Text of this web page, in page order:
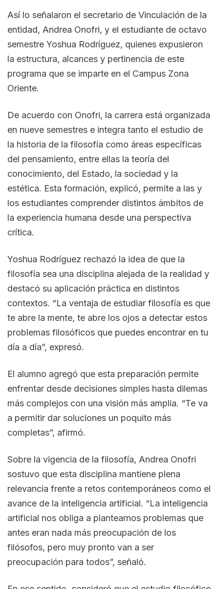
Así lo señalaron el secretario de Vinculación de la
entidad, Andrea Onofri, y el estudiante de octavo
semestre Yoshua Rodríguez, quienes expusieron
la estructura, alcances y pertinencia de este
programa que se imparte en el Campus Zona
Oriente.
De acuerdo con Onofri, la carrera está organizada
en nueve semestres e integra tanto el estudio de
la historia de la filosofía como áreas específicas
del pensamiento, entre ellas la teoría del
conocimiento, del Estado, la sociedad y la
estética. Esta formación, explicó, permite a las y
los estudiantes comprender distintos ámbitos de
la experiencia humana desde una perspectiva
crítica.
Yoshua Rodríguez rechazó la idea de que la
filosofía sea una disciplina alejada de la realidad y
destacó su aplicación práctica en distintos
contextos. “La ventaja de estudiar filosofía es que
te abre la mente, te abre los ojos a detectar estos
problemas filosóficos que puedes encontrar en tu
día a día”, expresó.
El alumno agregó que esta preparación permite
enfrentar desde decisiones simples hasta dilemas
más complejos con una visión más amplia. “Te va
a permitir dar soluciones un poquito más
completas”, afirmó.
Sobre la vigencia de la filosofía, Andrea Onofri
sostuvo que esta disciplina mantiene plena
relevancia frente a retos contemporáneos como el
avance de la inteligencia artificial. “La inteligencia
artificial nos obliga a plantearnos problemas que
antes eran nada más preocupación de los
filósofos, pero muy pronto van a ser
preocupación para todos”, señaló.